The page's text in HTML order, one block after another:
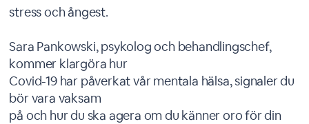
stress och ångest.
Sara Pankowski, psykolog och behandlingschef,
kommer klargöra hur
Covid-19 har påverkat vår mentala hälsa, signaler du
bör vara vaksam
på och hur du ska agera om du känner oro för din